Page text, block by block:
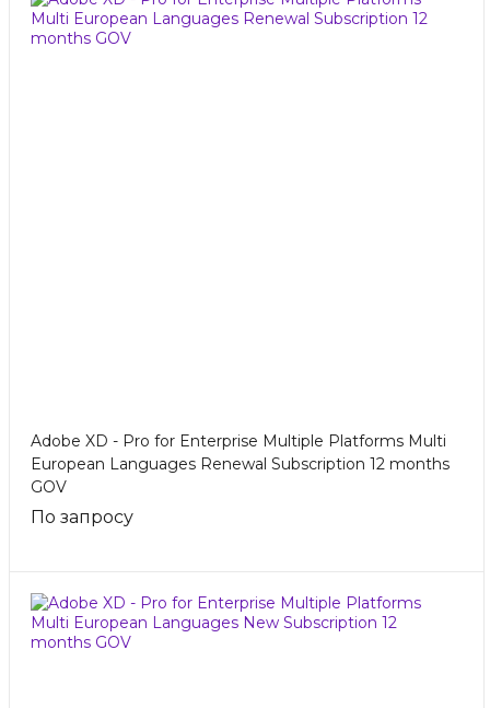
Adobe XD - Pro for Enterprise Multiple Platforms Multi
European Languages Renewal Subscription 12 months
GOV
По запросу